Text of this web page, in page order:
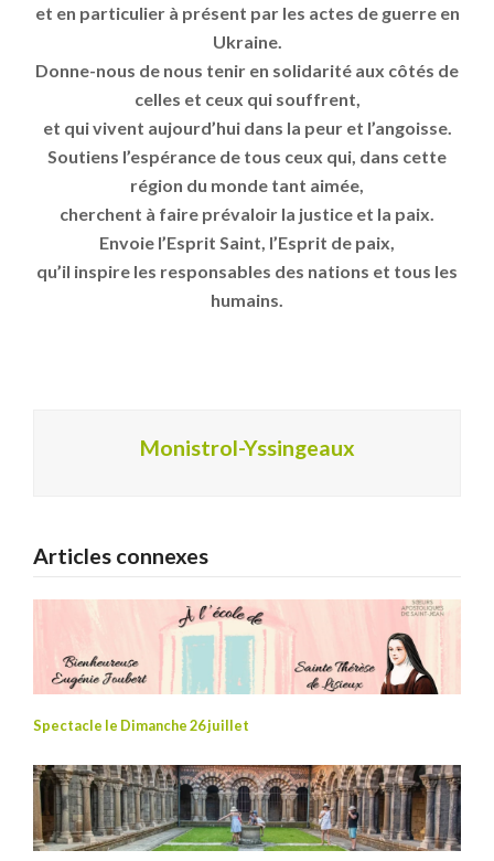
et en particulier à présent par les actes de guerre en
Ukraine.
Donne-nous de nous tenir en solidarité aux côtés de
celles et ceux qui souffrent,
et qui vivent aujourd’hui dans la peur et l’angoisse.
Soutiens l’espérance de tous ceux qui, dans cette
région du monde tant aimée,
cherchent à faire prévaloir la justice et la paix.
Envoie l’Esprit Saint, l’Esprit de paix,
qu’il inspire les responsables des nations et tous les
humains.
Monistrol-Yssingeaux
Articles connexes
Spectacle le Dimanche 26 juillet